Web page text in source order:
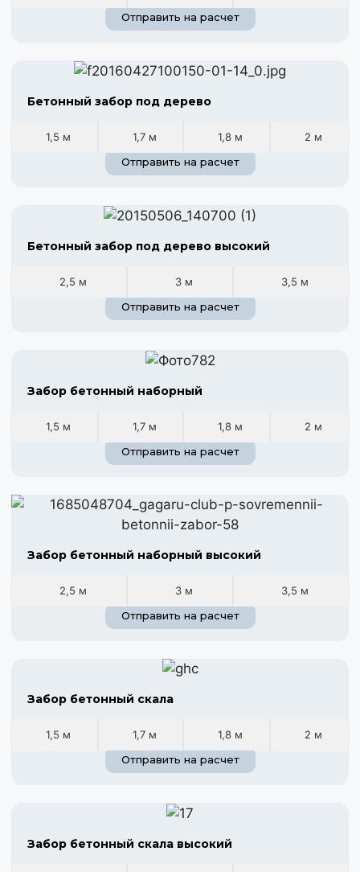
Отправить на расчет
Бетонный забор под дерево
1,5 м 1,7 м 1,8 м
2 м
Отправить на расчет
Бетонный забор под дерево высокий
2,5 м 3 м
3,5 м
Отправить на расчет
Забор бетонный наборный
1,5 м 1,7 м 1,8 м
2 м
Отправить на расчет
Забор бетонный наборный высокий
2,5 м 3 м
3,5 м
Отправить на расчет
Забор бетонный скала
1,5 м 1,7 м 1,8 м
2 м
Отправить на расчет
Забор бетонный скала высокий